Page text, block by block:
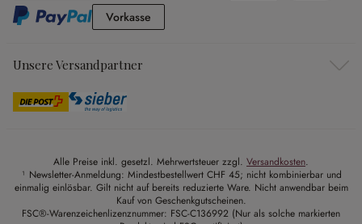
Vorkasse
Unsere Versandpartner
Alle Preise inkl. gesetzl. Mehrwertsteuer zzgl. Versandkosten.
¹ Newsletter-Anmeldung: Mindestbestellwert CHF 45; nicht kombinierbar und
einmalig einlösbar. Gilt nicht auf bereits reduzierte Ware. Nicht anwendbar beim
Kauf von Geschenkgutscheinen.
FSC®-Warenzeichenlizenznummer: FSC-C136992 (Nur als solche markierten